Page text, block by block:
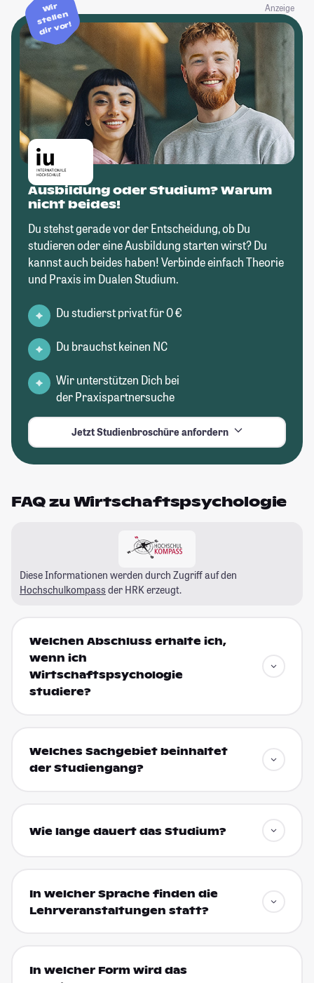
Anzeige
Wir
stellen
dir vor!
Ausbildung oder Studium? Warum
nicht beides!
Du stehst gerade vor der Entscheidung, ob Du
studieren oder eine Ausbildung starten wirst? Du
kannst auch beides haben! Verbinde einfach Theorie
und Praxis im Dualen Studium.
Du studierst privat für 0 €
Du brauchst keinen NC
Wir unterstützen Dich bei
der Praxispartnersuche
Jetzt Studienbroschüre anfordern
FAQ zu Wirtschaftspsychologie
Diese Informationen werden durch Zugriff auf den
Hochschulkompass der HRK erzeugt.
Welchen Abschluss erhalte ich,
wenn ich
Wirtschaftspsychologie
studiere?
Welches Sachgebiet beinhaltet
der Studiengang?
Wie lange dauert das Studium?
In welcher Sprache finden die
Lehrveranstaltungen statt?
In welcher Form wird das